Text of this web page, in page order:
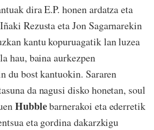
dira E.P. honen ardatza eta
Rezusta eta Jon Sagarnarekin
kantu kopuruagatik lan luzea
hau, baina aurkezpen
du bost kantuokin. Sararen
da nagusi disko honetan, soul
Hubblebarnerakoi eta ederretik
eta gordina dakarzkigu